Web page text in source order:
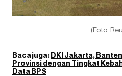
(Foto:
Baca juga:DKI Jakarta,
Provinsi dengan Tingkat
Data BPS